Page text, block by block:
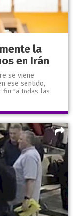
la
en Irán
se viene
ese sentido,
fin "a todas las